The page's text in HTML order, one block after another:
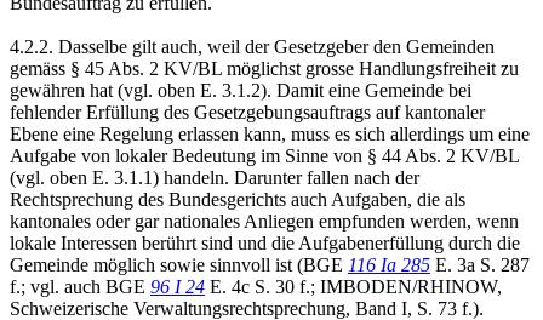
4.2.2. Dasselbe gilt auch, weil der Gesetzgeber den Gemeinden
gemäss § 45 Abs. 2 KV/BL möglichst grosse Handlungsfreiheit zu
gewähren hat (vgl. oben E. 3.1.2). Damit eine Gemeinde bei
fehlender Erfüllung des Gesetzgebungsauftrags auf kantonaler
Ebene eine Regelung erlassen kann, muss es sich allerdings um eine
Aufgabe von lokaler Bedeutung im Sinne von § 44 Abs. 2 KV/BL
(vgl. oben E. 3.1.1) handeln. Darunter fallen nach der
Rechtsprechung des Bundesgerichts auch Aufgaben, die als
kantonales oder gar nationales Anliegen empfunden werden, wenn
lokale Interessen berührt sind und die Aufgabenerfüllung durch die
Gemeinde möglich sowie sinnvoll ist (BGE 116 Ia 285 E. 3a S. 287
f.; vgl. auch BGE 96 I 24 E. 4c S. 30 f.; IMBODEN/RHINOW,
Schweizerische Verwaltungsrechtsprechung, Band I, S. 73 f.).